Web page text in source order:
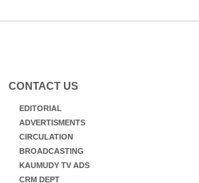
CONTACT US
EDITORIAL
ADVERTISMENTS
CIRCULATION
BROADCASTING
KAUMUDY TV ADS
CRM DEPT